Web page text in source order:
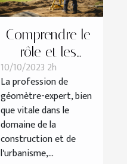
Comprendre le
rôle et les
responsabilités
d'un géomètre-
expert
10/10/2023 2h
La profession de
géomètre-expert, bien
que vitale dans le
domaine de la
construction et de
l'urbanisme,...